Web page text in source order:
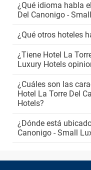
¿Qué idioma habla
Del Canonigo -
¿Qué otros hoteles
¿Tiene Hotel La
Luxury Hotels
¿Cuáles son las
Hotel La Torre Del
Hotels?
¿Dónde está
Canonigo - Small